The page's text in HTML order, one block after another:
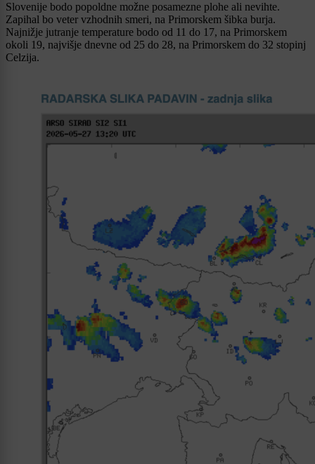
Slovenije bodo popoldne možne posamezne plohe ali nevihte.
Zapihal bo veter vzhodnih smeri, na Primorskem šibka burja.
Najnižje jutranje temperature bodo od 11 do 17, na Primorskem
okoli 19, najvišje dnevne od 25 do 28, na Primorskem do 32 stopinj
Celzija.